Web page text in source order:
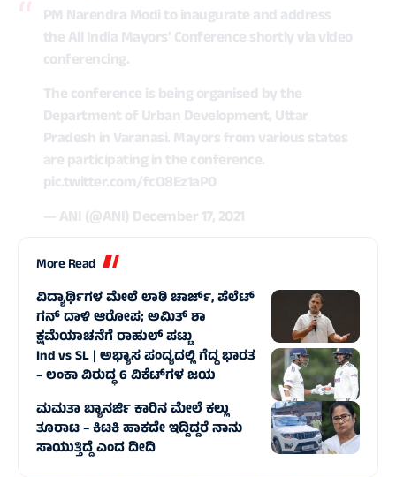
PM Narendra Modi to inaugurate and address
the All India Mayors’ Conference shortly via video
conferencing.
The conference is being organised by the
Department of Urban Development, Uttar
Pradesh in Varanasi. Mayors from various states
are participating in the conference.
pic.twitter.com/fcO8Ez1aP0
— ANI (@ANI) December 17, 2021
More Read
ವಿದ್ಯಾರ್ಥಿಗಳ ಮೇಲೆ ಲಾಠಿ ಚಾರ್ಜ್‌, ಪೆಲೆಟ್
ಗನ್‌ ದಾಳಿ ಆರೋಪ; ಅಮಿತ್ ಶಾ
ಕ್ಷಮೆಯಾಚನೆಗೆ ರಾಹುಲ್ ಪಟ್ಟು
Ind vs SL | ಅಭ್ಯಾಸ ಪಂದ್ಯದಲ್ಲಿ ಗೆದ್ದ ಭಾರತ
– ಲಂಕಾ ವಿರುದ್ಧ 6 ವಿಕೆಟ್‌ಗಳ ಜಯ
ಮಮತಾ ಬ್ಯಾನರ್ಜಿ ಕಾರಿನ ಮೇಲೆ ಕಲ್ಲು
ತೂರಾಟ – ಕಿಟಕಿ ಹಾಕದೇ ಇದ್ದಿದ್ದರೆ ನಾನು
ಸಾಯುತ್ತಿದ್ದೆ ಎಂದ ದೀದಿ